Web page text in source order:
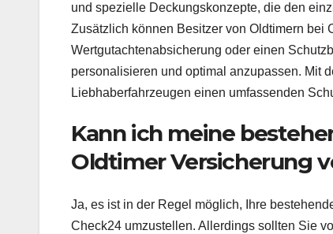
und spezielle Deckungskonzepte, die den
Zusätzlich können Besitzer von Oldtimern
Wertgutachtenabsicherung oder einen
personalisieren und optimal anzupassen. Mit
Liebhaberfahrzeugen einen umfassenden
Kann ich meine
Oldtimer Versicherung
Ja, es ist in der Regel möglich, Ihre
Check24 umzustellen. Allerdings sollten Sie